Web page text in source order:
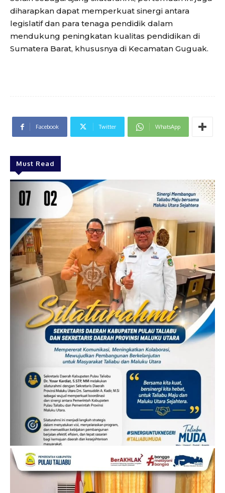
diharapkan dapat memperkuat sinergi antara
legislatif dan para tenaga pendidik dalam
mendukung peningkatan kualitas pendidikan di
Sumatera Barat, khususnya di Kecamatan Guguak.
Facebook Twitter WhatsApp
Must Read